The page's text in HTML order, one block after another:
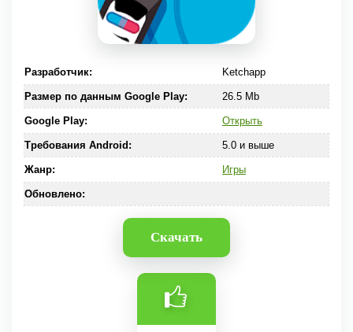
Разработчик: Ketchapp
Размер по данным Google Play: 26.5 Mb
Google Play: Открыть
Требования Android: 5.0 и выше
Жанр: Игры
Обновлено:
Скачать